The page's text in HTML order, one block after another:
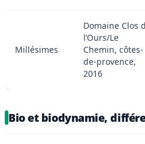
Millésimes
Domaine Clos
l’Ours/Le
Chemin, côtes-
de-provence,
2016
Bio et biodynamie,